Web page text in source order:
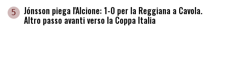
5 Jónsson piega l'Alcione: 1-0 per la Reggiana a Cavola.
Altro passo avanti verso la Coppa Italia